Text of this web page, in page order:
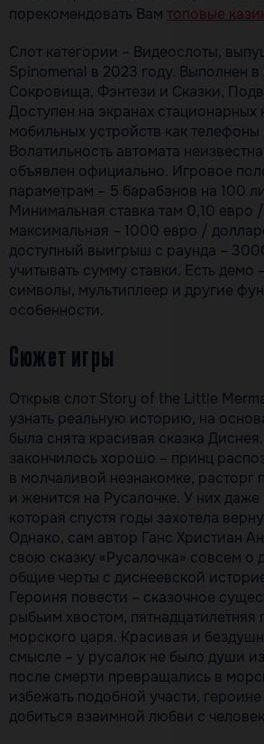
порекомендовать Вам топовые
Слот категории – Видеослоты,
Spinomenal в 2023 году. Выполнен
Сокровища, Фэнтези и Сказки,
Доступен на экранах
мобильных устройств как
Волатильность автомата
объявлен официально. Игровое
параметрам – 5 барабанов на 100
Минимальная ставка там 0,10 евро
максимальная – 1000 евро /
доступный выигрыш с раунда –
учитывать сумму ставки. Есть демо
символы, мультиплеер и другие
особенности.
Сюжет игры
Открыв слот Story of the Little
узнать реальную историю, на
была снята красивая сказка
закончилось хорошо – принц
в молчаливой незнакомке, расторг
и женится на Русалочке. У них даже
которая спустя годы захотела
Однако, сам автор Ганс Христиан
свою сказку «Русалочка» совсем о
общие черты с диснеевской
Героиня повести – сказочное
рыбьим хвостом, пятнадцатилетняя
морского царя. Красивая и
смысле – у русалок не было души
после смерти превращались в
избежать подобной участи,
добиться взаимной любви с